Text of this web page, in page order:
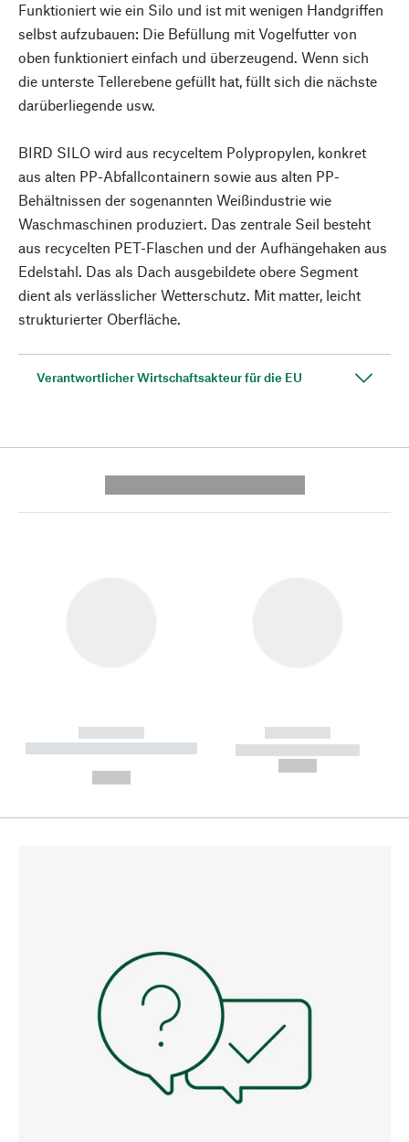
Funktioniert wie ein Silo und ist mit wenigen Handgriffen
selbst aufzubauen: Die Befüllung mit Vogelfutter von
oben funktioniert einfach und überzeugend. Wenn sich
die unterste Tellerebene gefüllt hat, füllt sich die nächste
darüberliegende usw.
BIRD SILO wird aus recyceltem Polypropylen, konkret
aus alten PP-Abfallcontainern sowie aus alten PP-
Behältnissen der sogenannten Weißindustrie wie
Waschmaschinen produziert. Das zentrale Seil besteht
aus recycelten PET-Flaschen und der Aufhängehaken aus
Edelstahl. Das als Dach ausgebildete obere Segment
dient als verlässlicher Wetterschutz. Mit matter, leicht
strukturierter Oberfläche.
Verantwortlicher Wirtschaftsakteur für die EU
------------
----------- ----------- --------
------------
----------- -----------